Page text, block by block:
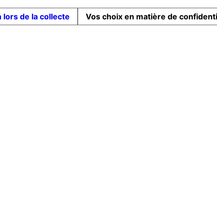
lors de la collecte Vos choix en matière de